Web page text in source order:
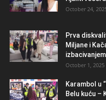
October 24,
Prva
Miljane i
October 1, 2025
Karambol u
Belu kuću –